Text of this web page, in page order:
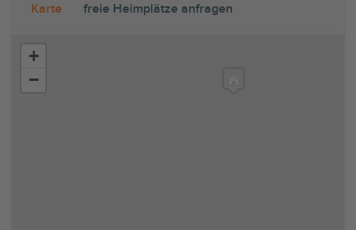
Karte freie Heimplätze anfragen
+
−